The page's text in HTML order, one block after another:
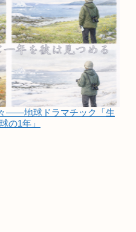
――地球ドラマチック「生
の1年」